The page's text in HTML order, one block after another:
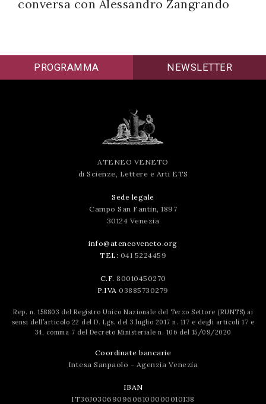
conversa con Alessandro Zangrando
PROGRAMMA NEWSLETTER
ATENEO VENETO
di Scienze, Lettere e Arti ETS
Sede legale
Campo San Fantin, 1897
30124 Venezia
info@ateneoveneto.org
TEL: 041 5224459
C.F. 80010450270
P.IVA 03885730279
Rep. n. 158803 del Registro Unico Nazionale del Terzo Settore (RUNTS) ai
sensi dell’articolo 22 del D. Lgs. del 3 luglio 2017 n. 117 e degli articoli 17 e
34, comma 7 del Decreto Ministeriale n. 106 del 15/09/2020
Coordinate bancarie
Intesa Sanpaolo - Agenzia Venezia
IBAN
IT36J0306909606100000010138